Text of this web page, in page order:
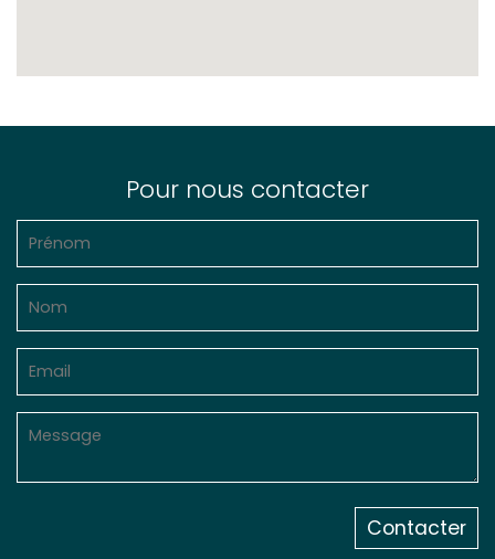
Pour nous contacter
Contacter